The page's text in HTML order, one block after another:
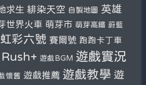
求生 緋染天空 自製地圖 英雄
世界火車 萌芽市 萌芽高鐵 蔚藍
虹彩六號 賽爾號 跑跑卡丁車
遊戲BGM 遊戲實況
懷舊 遊戲推薦 遊戲教學 遊